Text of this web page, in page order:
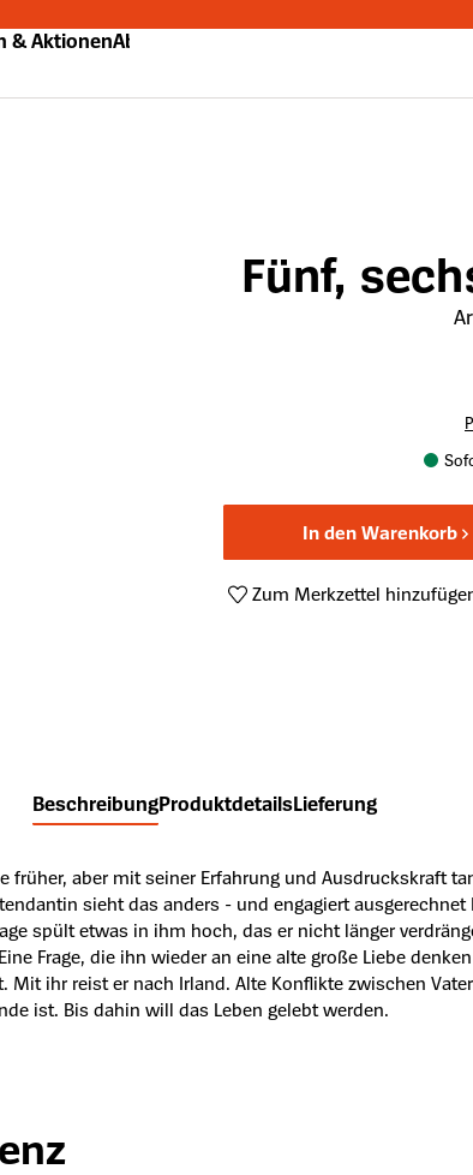
& AktionenAbo
Fünf,
In den Warenkorb
Zum Merkzettel
BeschreibungProduktdetailsLieferung
aber mit seiner Erfahrung und Ausdruckskraft
sieht das anders - und engagiert
spült etwas in ihm hoch, das er nicht länger
Frage, die ihn wieder an eine alte große Liebe
ihr reist er nach Irland. Alte Konflikte zwischen
ist. Bis dahin will das Leben gelebt werden.